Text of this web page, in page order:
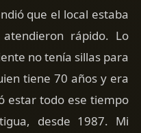
que el local estaba
rápido. Lo
no tenía sillas para
tiene 70 años y era
estar todo ese tiempo
desde 1987. Mi